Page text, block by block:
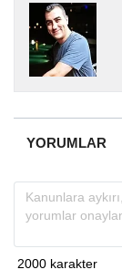
YORUMLAR